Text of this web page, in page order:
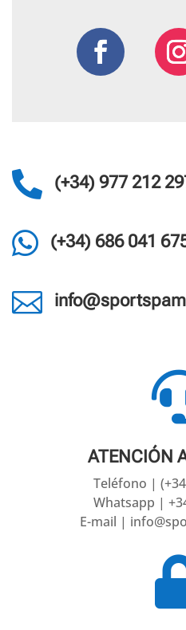
 (+34) 977 212
 (+34) 686 041

ATENCIÓN
Teléfono |
Whatsapp |
E-mail |